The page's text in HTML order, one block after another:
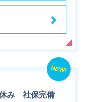
NEW!
み 社保完備